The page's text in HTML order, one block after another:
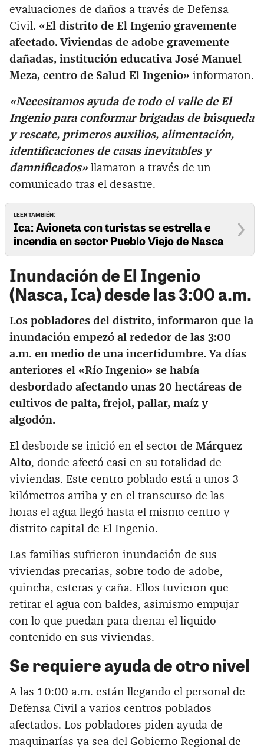
evaluaciones de daños a través de Defensa
Civil. «El distrito de El Ingenio gravemente
afectado. Viviendas de adobe gravemente
dañadas, institución educativa José Manuel
Meza, centro de Salud El Ingenio» informaron.
«Necesitamos ayuda de todo el valle de El
Ingenio para conformar brigadas de búsqueda
y rescate, primeros auxilios, alimentación,
identificaciones de casas inevitables y
damnificados»llamaron a través de un
comunicado tras el desastre.
LEER TAMBIÉN:
Ica: Avioneta con turistas se estrella e
incendia en sector Pueblo Viejo de Nasca
Inundación de El Ingenio
(Nasca, Ica) desde las 3:00 a.m.
Los pobladores del distrito, informaron que la
inundación empezó al rededor de las 3:00
a.m. en medio de una incertidumbre. Ya días
anteriores el «Río Ingenio» se había
desbordado afectando unas 20 hectáreas de
cultivos de palta, frejol, pallar, maíz y
algodón.
El desborde se inició en el sector de Márquez
Alto, donde afectó casi en su totalidad de
viviendas. Este centro poblado está a unos 3
kilómetros arriba y en el transcurso de las
horas el agua llegó hasta el mismo centro y
distrito capital de El Ingenio.
Las familias sufrieron inundación de sus
viviendas precarias, sobre todo de adobe,
quincha, esteras y caña. Ellos tuvieron que
retirar el agua con baldes, asimismo empujar
con lo que puedan para drenar el liquido
contenido en sus viviendas.
Se requiere ayuda de otro nivel
A las 10:00 a.m. están llegando el personal de
Defensa Civil a varios centros poblados
afectados. Los pobladores piden ayuda de
maquinarías ya sea del Gobierno Regional de